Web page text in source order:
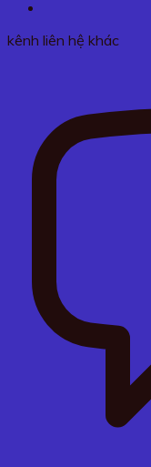
kênh liên hệ khác